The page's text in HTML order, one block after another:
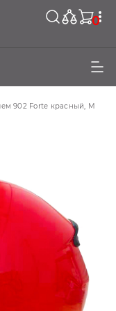
0
902 Forte красный, M